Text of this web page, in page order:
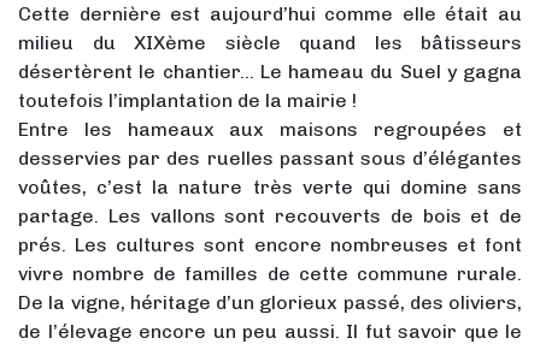
Cette dernière est aujourd’hui comme elle était au
milieu du XIXème siècle quand les bâtisseurs
désertèrent le chantier… Le hameau du Suel y gagna
toutefois l’implantation de la mairie !
Entre les hameaux aux maisons regroupées et
desservies par des ruelles passant sous d’élégantes
voûtes, c’est la nature très verte qui domine sans
partage. Les vallons sont recouverts de bois et de
prés. Les cultures sont encore nombreuses et font
vivre nombre de familles de cette commune rurale.
De la vigne, héritage d’un glorieux passé, des oliviers,
de l’élevage encore un peu aussi. Il fut savoir que le